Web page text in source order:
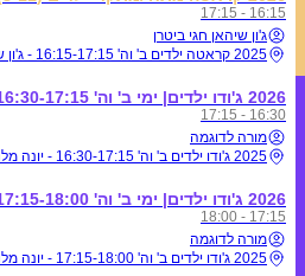
16:15 - 17:15
ג'ון שיהאן חגי ביטרן
2025 קראטה ילדים ב' וה' 16:15-17:15 - ג'ון שיהאן חגי
2026 ג'ודו ילדים| ימי ב' וה' 16:30-17:15
16:30 - 17:15
מורה לדוגמה
2025 ג'ודו ילדים ב' וה' 16:30-17:15 - יונה מלניק
2026 ג'ודו ילדים| ימי ב' וה' 17:15-18:00
17:15 - 18:00
מורה לדוגמה
2025 ג'ודו ילדים ב' וה' 17:15-18:00 - יונה מלניק